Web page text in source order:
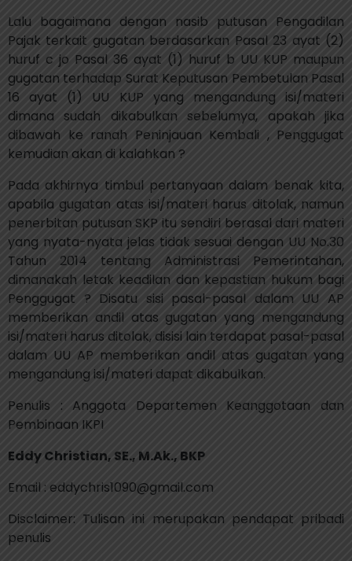
Lalu bagaimana dengan nasib putusan Pengadilan
Pajak terkait gugatan berdasarkan Pasal 23 ayat (2)
huruf c jo Pasal 36 ayat (1) huruf b UU KUP maupun
gugatan terhadap Surat Keputusan Pembetulan Pasal
16 ayat (1) UU KUP yang mengandung isi/materi
dimana sudah dikabulkan sebelumya, apakah jika
dibawah ke ranah Peninjauan Kembali , Penggugat
kemudian akan di kalahkan ?
Pada akhirnya timbul pertanyaan dalam benak kita,
apabila gugatan atas isi/materi harus ditolak, namun
penerbitan putusan SKP itu sendiri berasal dari materi
yang nyata-nyata jelas tidak sesuai dengan UU No.30
Tahun 2014 tentang Administrasi Pemerintahan,
dimanakah letak keadilan dan kepastian hukum bagi
Penggugat ? Disatu sisi pasal-pasal dalam UU AP
memberikan andil atas gugatan yang mengandung
isi/materi harus ditolak, disisi lain terdapat pasal-pasal
dalam UU AP memberikan andil atas gugatan yang
mengandung isi/materi dapat dikabulkan.
Penulis : Anggota Departemen Keanggotaan dan
Pembinaan IKPI
Eddy Christian, SE., M.Ak., BKP
Email : eddychris1090@gmail.com
Disclaimer: Tulisan ini merupakan pendapat pribadi
penulis